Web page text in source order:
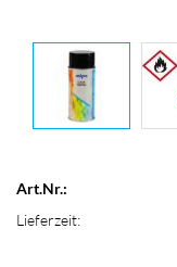
Art.Nr.:
Lieferzeit: